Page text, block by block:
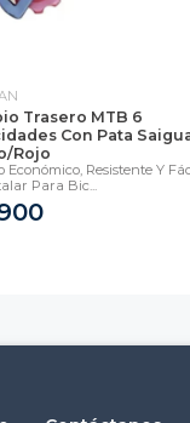
Trasero MTB 6
Con Pata
Rojo
Económico, Resistente Y
Para Bic...